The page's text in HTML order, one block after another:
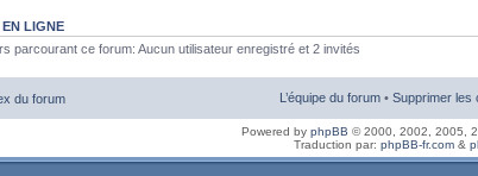
LIGNE
parcourant ce forum: Aucun utilisateur enregistré et 2 invités
du forum L’équipe du forum • Supprimer les
Powered by phpBB © 2000, 2002, 2005,
Traduction par: phpBB-fr.com &